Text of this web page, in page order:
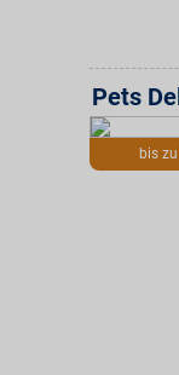
bis
Pets